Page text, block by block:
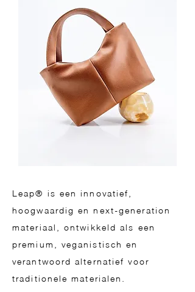
Leap® is een innovatief,
hoogwaardig en next-generation
materiaal, ontwikkeld als een
premium, veganistisch en
verantwoord alternatief voor
traditionele materialen.